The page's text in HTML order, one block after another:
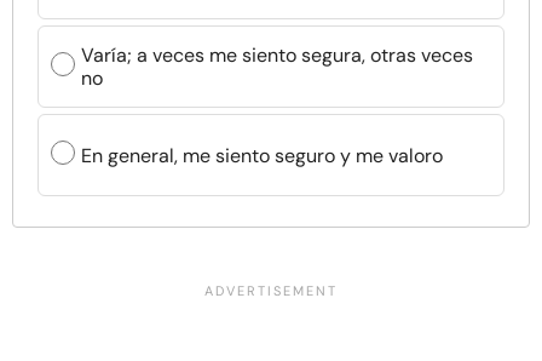
Varía; a veces me siento segura, otras veces
no
En general, me siento seguro y me valoro